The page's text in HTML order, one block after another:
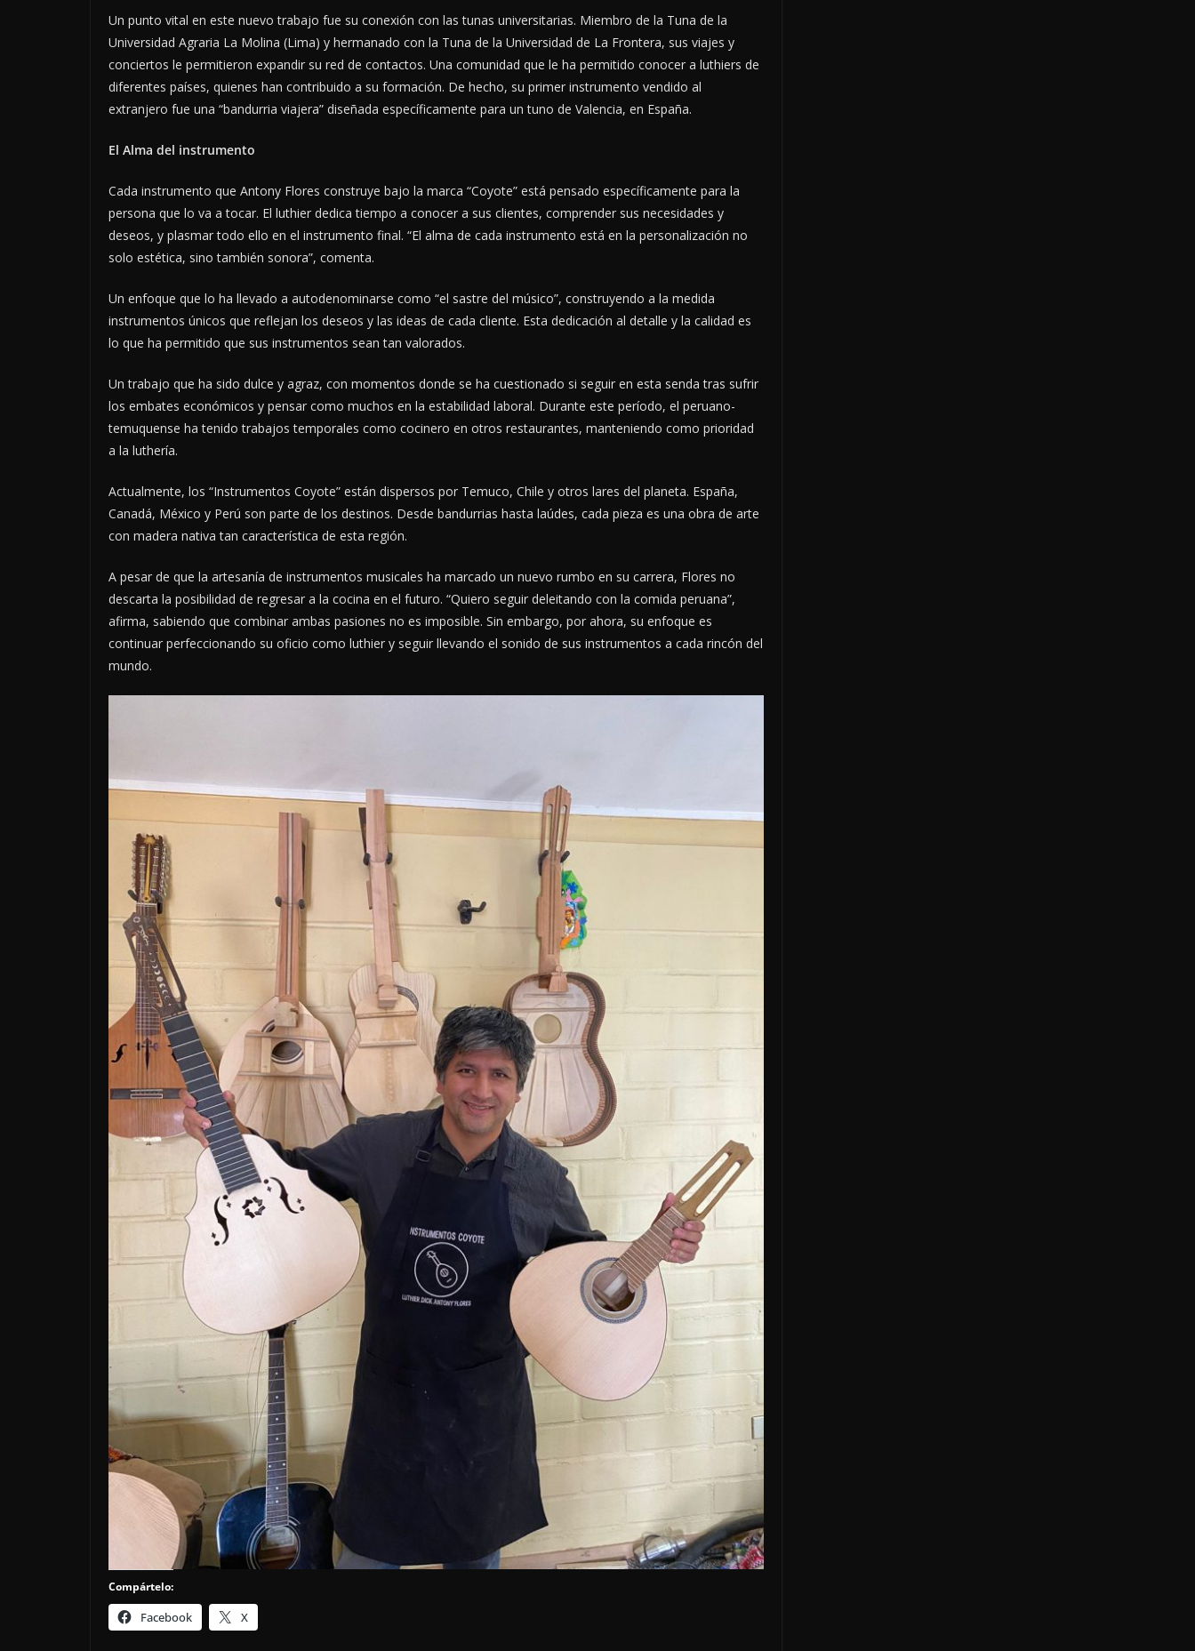
Un punto vital en este nuevo trabajo fue su conexión con las tunas universitarias. Miembro de la Tuna de la
Universidad Agraria La Molina (Lima) y hermanado con la Tuna de la Universidad de La Frontera, sus viajes y
conciertos le permitieron expandir su red de contactos. Una comunidad que le ha permitido conocer a luthiers de
diferentes países, quienes han contribuido a su formación. De hecho, su primer instrumento vendido al
extranjero fue una “bandurria viajera” diseñada específicamente para un tuno de Valencia, en España.
El Alma del instrumento
Cada instrumento que Antony Flores construye bajo la marca “Coyote” está pensado específicamente para la
persona que lo va a tocar. El luthier dedica tiempo a conocer a sus clientes, comprender sus necesidades y
deseos, y plasmar todo ello en el instrumento final. “El alma de cada instrumento está en la personalización no
solo estética, sino también sonora”, comenta.
Un enfoque que lo ha llevado a autodenominarse como “el sastre del músico”, construyendo a la medida
instrumentos únicos que reflejan los deseos y las ideas de cada cliente. Esta dedicación al detalle y la calidad es
lo que ha permitido que sus instrumentos sean tan valorados.
Un trabajo que ha sido dulce y agraz, con momentos donde se ha cuestionado si seguir en esta senda tras sufrir
los embates económicos y pensar como muchos en la estabilidad laboral. Durante este período, el peruano-
temuquense ha tenido trabajos temporales como cocinero en otros restaurantes, manteniendo como prioridad
a la luthería.
Actualmente, los “Instrumentos Coyote” están dispersos por Temuco, Chile y otros lares del planeta. España,
Canadá, México y Perú son parte de los destinos. Desde bandurrias hasta laúdes, cada pieza es una obra de arte
con madera nativa tan característica de esta región.
A pesar de que la artesanía de instrumentos musicales ha marcado un nuevo rumbo en su carrera, Flores no
descarta la posibilidad de regresar a la cocina en el futuro. “Quiero seguir deleitando con la comida peruana”,
afirma, sabiendo que combinar ambas pasiones no es imposible. Sin embargo, por ahora, su enfoque es
continuar perfeccionando su oficio como luthier y seguir llevando el sonido de sus instrumentos a cada rincón del
mundo.
Compártelo:
Facebook X